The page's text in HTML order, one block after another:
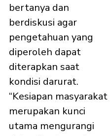
bertanya dan
berdiskusi agar
pengetahuan yang
diperoleh dapat
diterapkan saat
kondisi darurat.
“Kesiapan masyarakat
merupakan kunci
utama mengurangi